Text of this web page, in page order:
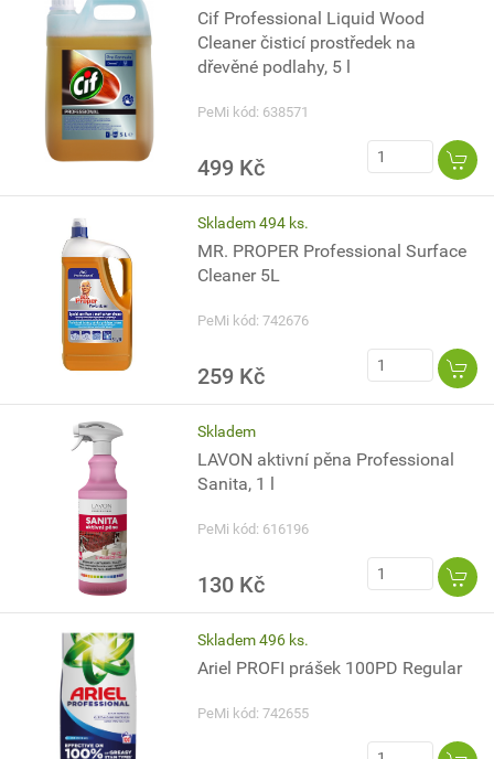
Cif Professional Liquid Wood
Cleaner čisticí prostředek na
dřevěné podlahy, 5 l
PeMi kód: 638571
499 Kč
Skladem 494 ks.
MR. PROPER Professional Surface
Cleaner 5L
PeMi kód: 742676
259 Kč
Skladem
LAVON aktivní pěna Professional
Sanita, 1 l
PeMi kód: 616196
130 Kč
Skladem 496 ks.
Ariel PROFI prášek 100PD Regular
PeMi kód: 742655